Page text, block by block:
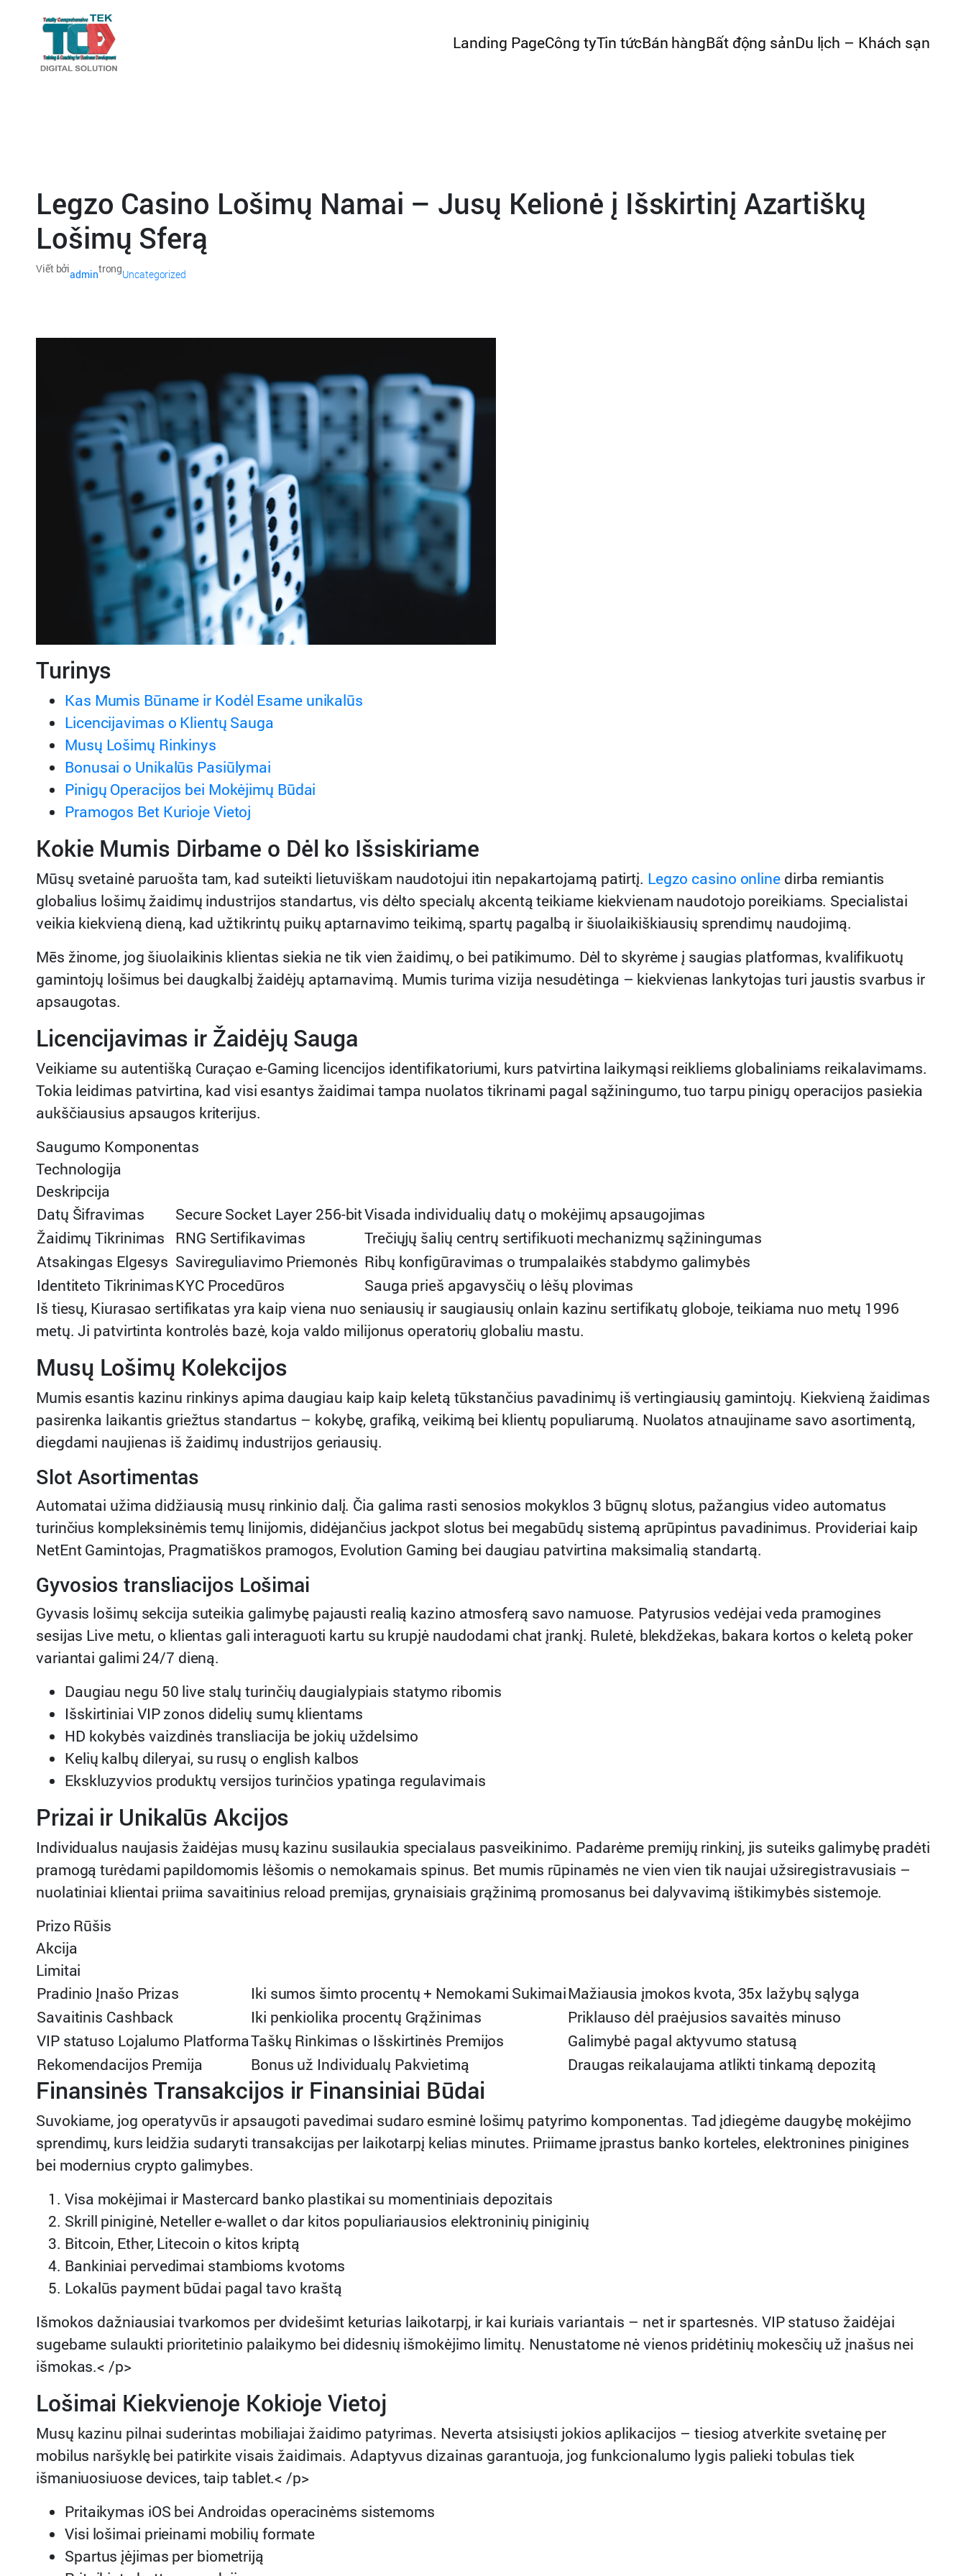
Landing PageCông tyTin tứcBán hàngBất động sảnDu lịch – Khách sạn
Legzo Casino Lošimų Namai – Jusų Kelionė į Išskirtinį Azartiškų
Lošimų Sferą
Viết bởiadmintrongUncategorized
Turinys
Kas Mumis Būname ir Kodėl Esame unikalūs
Licencijavimas o Klientų Sauga
Musų Lošimų Rinkinys
Bonusai o Unikalūs Pasiūlymai
Pinigų Operacijos bei Mokėjimų Būdai
Pramogos Bet Kurioje Vietoj
Kokie Mumis Dirbame o Dėl ko Išsiskiriame
Mūsų svetainė paruošta tam, kad suteikti lietuviškam naudotojui itin nepakartojamą patirtį. Legzo casino onlinedirba remiantis
globalius lošimų žaidimų industrijos standartus, vis dėlto specialų akcentą teikiame kiekvienam naudotojo poreikiams. Specialistai
veikia kiekvieną dieną, kad užtikrintų puikų aptarnavimo teikimą, spartų pagalbą ir šiuolaikiškiausių sprendimų naudojimą.
Mēs žinome, jog šiuolaikinis klientas siekia ne tik vien žaidimų, o bei patikimumo. Dėl to skyrėme į saugias platformas, kvalifikuotų
gamintojų lošimus bei daugkalbį žaidėjų aptarnavimą. Mumis turima vizija nesudėtinga – kiekvienas lankytojas turi jaustis svarbus ir
apsaugotas.
Licencijavimas ir Žaidėjų Sauga
Veikiame su autentišką Curaçao e-Gaming licencijos identifikatoriumi, kurs patvirtina laikymąsi reikliems globaliniams reikalavimams.
Tokia leidimas patvirtina, kad visi esantys žaidimai tampa nuolatos tikrinami pagal sąžiningumo, tuo tarpu pinigų operacijos pasiekia
aukščiausius apsaugos kriterijus.
Saugumo Komponentas
Technologija
Deskripcija
Datų Šifravimas
Secure Socket Layer 256-bitVisada individualių datų o mokėjimų apsaugojimas
Žaidimų Tikrinimas
RNG Sertifikavimas
Trečiųjų šalių centrų sertifikuoti mechanizmų sąžiningumas
Atsakingas Elgesys Savireguliavimo Priemonės Ribų konfigūravimas o trumpalaikės stabdymo galimybės
Identiteto TikrinimasKYC Procedūros
Sauga prieš apgavysčių o lėšų plovimas
Iš tiesų, Kiurasao sertifikatas yra kaip viena nuo seniausių ir saugiausių onlain kazinu sertifikatų globoje, teikiama nuo metų 1996
metų. Ji patvirtinta kontrolės bazė, koja valdo milijonus operatorių globaliu mastu.
Musų Lošimų Kolekcijos
Mumis esantis kazinu rinkinys apima daugiau kaip kaip keletą tūkstančius pavadinimų iš vertingiausių gamintojų. Kiekvieną žaidimas
pasirenka laikantis griežtus standartus – kokybę, grafiką, veikimą bei klientų populiarumą. Nuolatos atnaujiname savo asortimentą,
diegdami naujienas iš žaidimų industrijos geriausių.
Slot Asortimentas
Automatai užima didžiausią musų rinkinio dalį. Čia galima rasti senosios mokyklos 3 būgnų slotus, pažangius video automatus
turinčius kompleksinėmis temų linijomis, didėjančius jackpot slotus bei megabūdų sistemą aprūpintus pavadinimus. Provideriai kaip
NetEnt Gamintojas, Pragmatiškos pramogos, Evolution Gaming bei daugiau patvirtina maksimalią standartą.
Gyvosios transliacijos Lošimai
Gyvasis lošimų sekcija suteikia galimybę pajausti realią kazino atmosferą savo namuose. Patyrusios vedėjai veda pramogines
sesijas Live metu, o klientas gali interaguoti kartu su krupjė naudodami chat įrankį. Ruletė, blekdžekas, bakara kortos o keletą poker
variantai galimi 24/7 dieną.
Daugiau negu 50 live stalų turinčių daugialypiais statymo ribomis
Išskirtiniai VIP zonos didelių sumų klientams
HD kokybės vaizdinės transliacija be jokių uždelsimo
Kelių kalbų dileryai, su rusų o english kalbos
Ekskluzyvios produktų versijos turinčios ypatinga regulavimais
Prizai ir Unikalūs Akcijos
Individualus naujasis žaidėjas musų kazinu susilaukia specialaus pasveikinimo. Padarėme premijų rinkinį, jis suteiks galimybę pradėti
pramogą turėdami papildomomis lėšomis o nemokamais spinus. Bet mumis rūpinamės ne vien vien tik naujai užsiregistravusiais –
nuolatiniai klientai priima savaitinius reload premijas, grynaisiais grąžinimą promosanus bei dalyvavimą ištikimybės sistemoje.
Prizo Rūšis
Akcija
Limitai
Pradinio Įnašo Prizas
Iki sumos šimto procentų + Nemokami SukimaiMažiausia įmokos kvota, 35x lažybų sąlyga
Savaitinis Cashback
Iki penkiolika procentų Grąžinimas
Priklauso dėl praėjusios savaitės minuso
VIP statuso Lojalumo PlatformaTaškų Rinkimas o Išskirtinės Premijos
Galimybė pagal aktyvumo statusą
Rekomendacijos Premija
Bonus už Individualų Pakvietimą Draugas reikalaujama atlikti tinkamą depozitą
Finansinės Transakcijos ir Finansiniai Būdai
Suvokiame, jog operatyvūs ir apsaugoti pavedimai sudaro esminė lošimų patyrimo komponentas. Tad įdiegėme daugybę mokėjimo
sprendimų, kurs leidžia sudaryti transakcijas per laikotarpį kelias minutes. Priimame įprastus banko korteles, elektronines pinigines
bei modernius crypto galimybes.
Visa mokėjimai ir Mastercard banko plastikai su momentiniais depozitais
Skrill piniginė, Neteller e-wallet o dar kitos populiariausios elektroninių piniginių
Bitcoin, Ether, Litecoin o kitos kriptą
Bankiniai pervedimai stambioms kvotoms
Lokalūs payment būdai pagal tavo kraštą
Išmokos dažniausiai tvarkomos per dvidešimt keturias laikotarpį, ir kai kuriais variantais – net ir spartesnės. VIP statuso žaidėjai
sugebame sulaukti prioritetinio palaikymo bei didesnių išmokėjimo limitų. Nenustatome nė vienos pridėtinių mokesčių už įnašus nei
išmokas.< /p>
Lošimai Kiekvienoje Kokioje Vietoj
Musų kazinu pilnai suderintas mobiliajai žaidimo patyrimas. Neverta atsisiųsti jokios aplikacijos – tiesiog atverkite svetainę per
mobilus naršyklę bei patirkite visais žaidimais. Adaptyvus dizainas garantuoja, jog funkcionalumo lygis palieki tobulas tiek
išmaniuosiuose devices, taip tablet.< /p>
Pritaikymas iOS bei Androidas operacinėms sistemoms
Visi lošimai prieinami mobilių formate
Spartus įėjimas per biometriją